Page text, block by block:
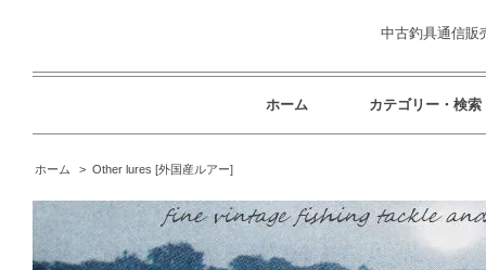
中古釣具通信販
ホーム カテゴリー・検索
ホーム > Other lures [外国産ルアー]